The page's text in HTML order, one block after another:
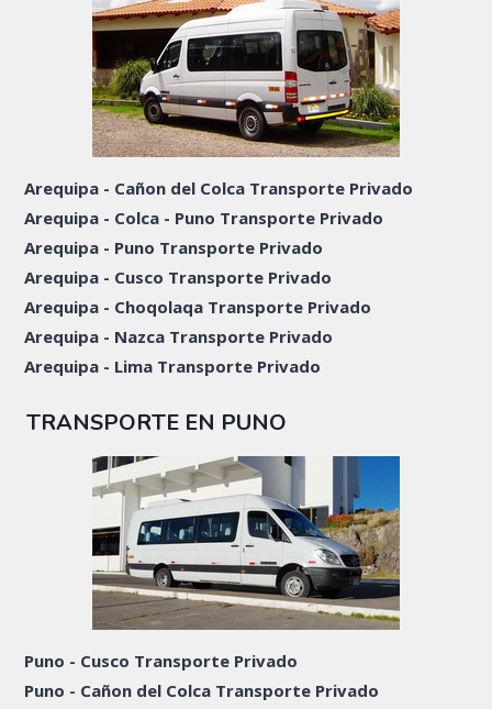
Arequipa - Cañon del Colca Transporte Privado
Arequipa - Colca - Puno Transporte Privado
Arequipa - Puno Transporte Privado
Arequipa - Cusco Transporte Privado
Arequipa - Choqolaqa Transporte Privado
Arequipa - Nazca Transporte Privado
Arequipa - Lima Transporte Privado
TRANSPORTE EN PUNO
Puno - Cusco Transporte Privado
Puno - Cañon del Colca Transporte Privado